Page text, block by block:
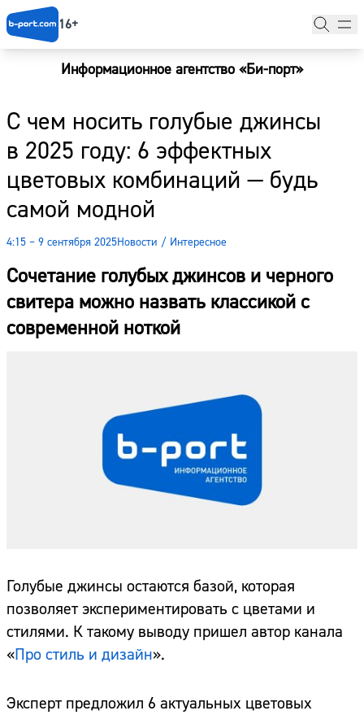
16+
Информационное агентство «Би-порт»
С чем носить голубые джинсы
в 2025 году: 6 эффектных
цветовых комбинаций — будь
самой модной
4:15 – 9 сентября 2025Новости / Интересное
Сочетание голубых джинсов и черного
свитера можно назвать классикой с
современной ноткой
Голубые джинсы остаются базой, которая
позволяет экспериментировать с цветами и
стилями. К такому выводу пришел автор канала
«Про стиль и дизайн».
Эксперт предложил 6 актуальных цветовых
Новости
Наши гости
Фоторепортажи
Погода
Курсы валют